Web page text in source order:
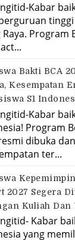
Kabar
tinggi
Program
Bakti BCA
Kesempatan
S1
Kabar
Program
dibuka
ter...
2027 Segera
Kuliah Dan
Kabar
yang